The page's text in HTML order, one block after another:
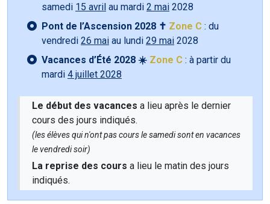
samedi 15 avril au mardi 2 mai 2028
Pont de l’Ascension 2028 ✝️ Zone C : du
vendredi 26 mai au lundi 29 mai 2028
Vacances d’Été 2028 ☀️ Zone C : à partir du
mardi 4 juillet 2028
Le début des vacances a lieu après le dernier
cours des jours indiqués.
(les élèves qui n'ont pas cours le samedi sont en vacances
le vendredi soir)
La reprise des cours a lieu le matin des jours
indiqués.